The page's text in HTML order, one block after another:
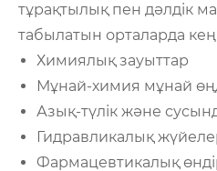
тұрақтылық пен дәлдік
табылатын орталарда
Химиялық зауыттар
Мұнай-химия мұнай
Азық-түлік және
Гидравликалық
Фармацевтикалық